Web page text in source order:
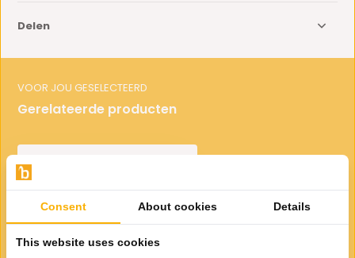
Delen
VOOR JOU GESELECTEERD
Gerelateerde producten
Drinkglas Royal - 350 ml - 6
Consent About cookies Details
This website uses cookies